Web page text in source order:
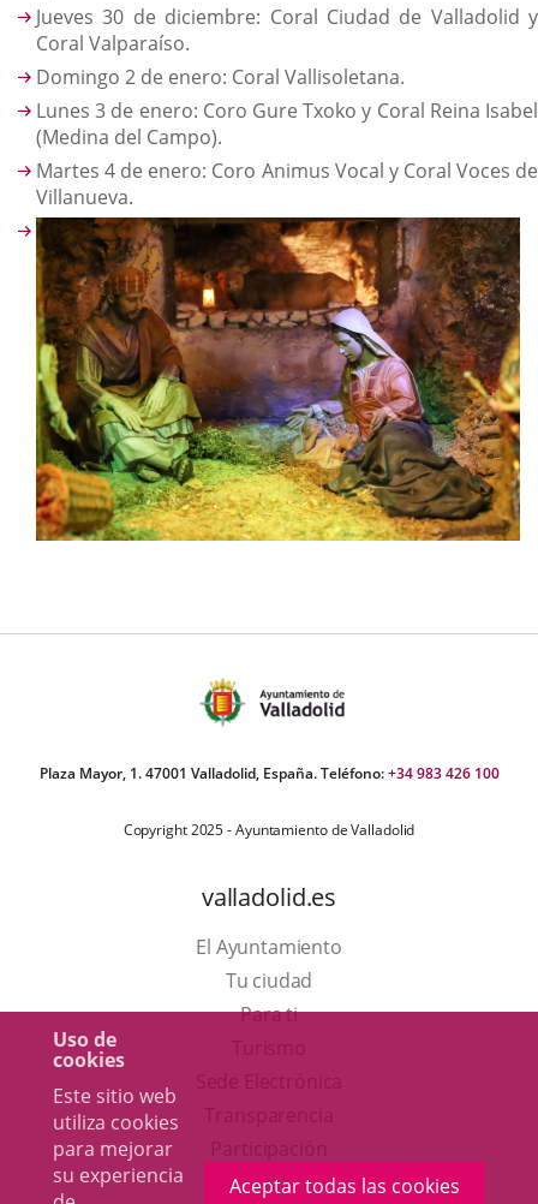
Uso de
cookies
Este sitio web
utiliza cookies
para mejorar
su experiencia
Aceptar todas las cookies
Jueves 30 de diciembre: Coral Ciudad de Valladolid y
Coral Valparaíso.
Domingo 2 de enero: Coral Vallisoletana.
Lunes 3 de enero: Coro Gure Txoko y Coral Reina Isabel
(Medina del Campo).
Martes 4 de enero: Coro Animus Vocal y Coral Voces de
Villanueva.
Plaza Mayor, 1. 47001 Valladolid, España. Teléfono:+34 983 426 100
Copyright 2025 - Ayuntamiento de Valladolid
valladolid.es
El Ayuntamiento
Tu ciudad
Para ti
en aplicación